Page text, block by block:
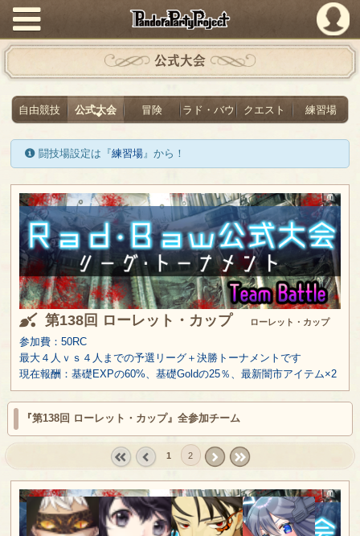
PandoraPartyProject
公式大会
自由競技 公式大会 冒険 ラド・バウ クエスト 練習場
闘技場設定は『練習場』から！
第138回 ローレット・カップ ローレット・カップ
参加費：50RC
最大４人ｖｓ４人までの予選リーグ＋決勝トーナメントです
現在報酬：基礎EXPの60%、基礎Goldの25％、最新闇市アイテム×2
『第138回 ローレット・カップ』全参加チーム
prev
1 2